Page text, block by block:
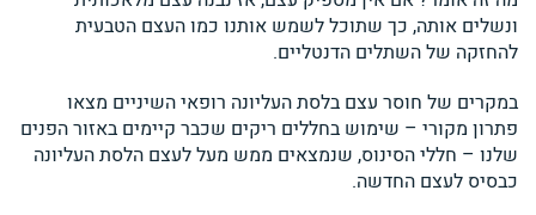
ונשלים אותה, כך שתוכל לשמש אותנו כמו העצם הטבעית
להחזקה של השתלים הדנטליים.
במקרים של חוסר עצם בלסת העליונה רופאי השיניים מצאו
פתרון מקורי – שימוש בחללים ריקים שכבר קיימים באזור הפנים
שלנו – חללי הסינוס, שנמצאים ממש מעל לעצם הלסת העליונה
כבסיס לעצם החדשה.